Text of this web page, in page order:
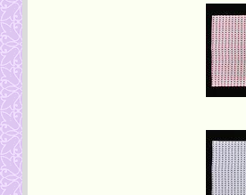
カ